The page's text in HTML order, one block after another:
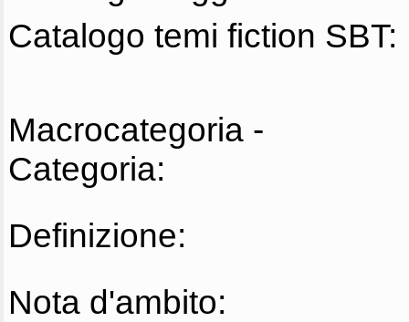
Catalogo temi fiction SBT:
Macrocategoria -
Categoria:
Definizione:
Nota d'ambito: